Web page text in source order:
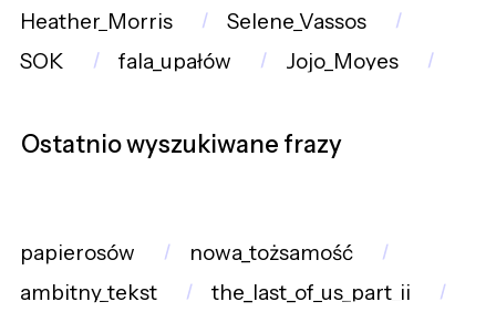
Heather_Morris
Selene_Vassos
SOK
fala_upałów Jojo_Moyes
Ostatnio wyszukiwane frazy
papierosów
nowa_tożsamość
ambitny_tekst
the_last_of_us_part_ii